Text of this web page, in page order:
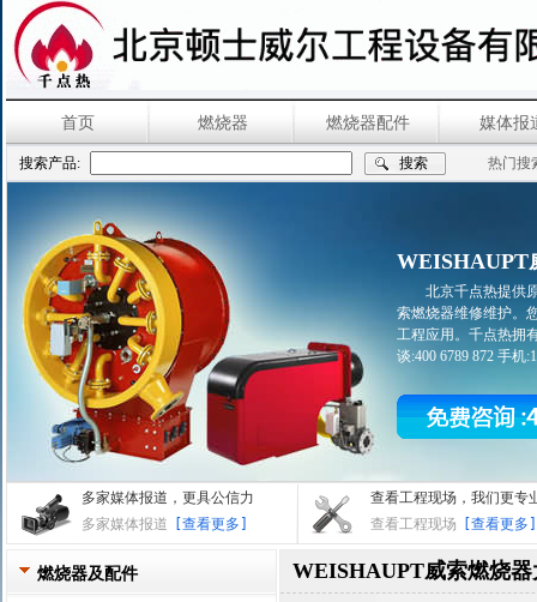
首页 燃烧器 燃烧器配件 媒体报
搜索产品: 热门搜
WEISHAUPT
北京千点热提供
索燃烧器维修维护。
工程应用。千点热拥
谈:400 6789 872 手机
多家媒体报道，更具公信力
多家媒体报道
[查看更多]
查看工程现场，我们更专
查看工程现场
[查看更多]
燃烧器及配件 WEISHAUPT威索燃烧器